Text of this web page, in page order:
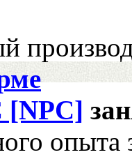
[NPC]
опыта